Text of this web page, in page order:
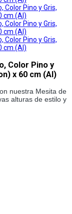
Color Pino y
x 60 cm (Al)
nuestra Mesita de
alturas de estilo y